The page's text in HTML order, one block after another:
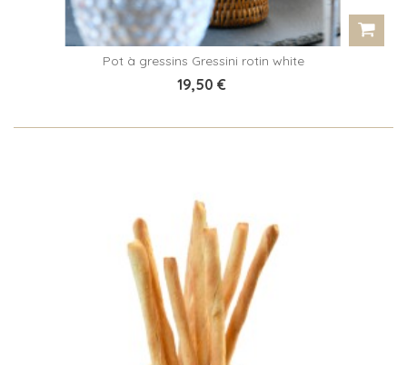
Pot à gressins Gressini rotin white
19,50 €